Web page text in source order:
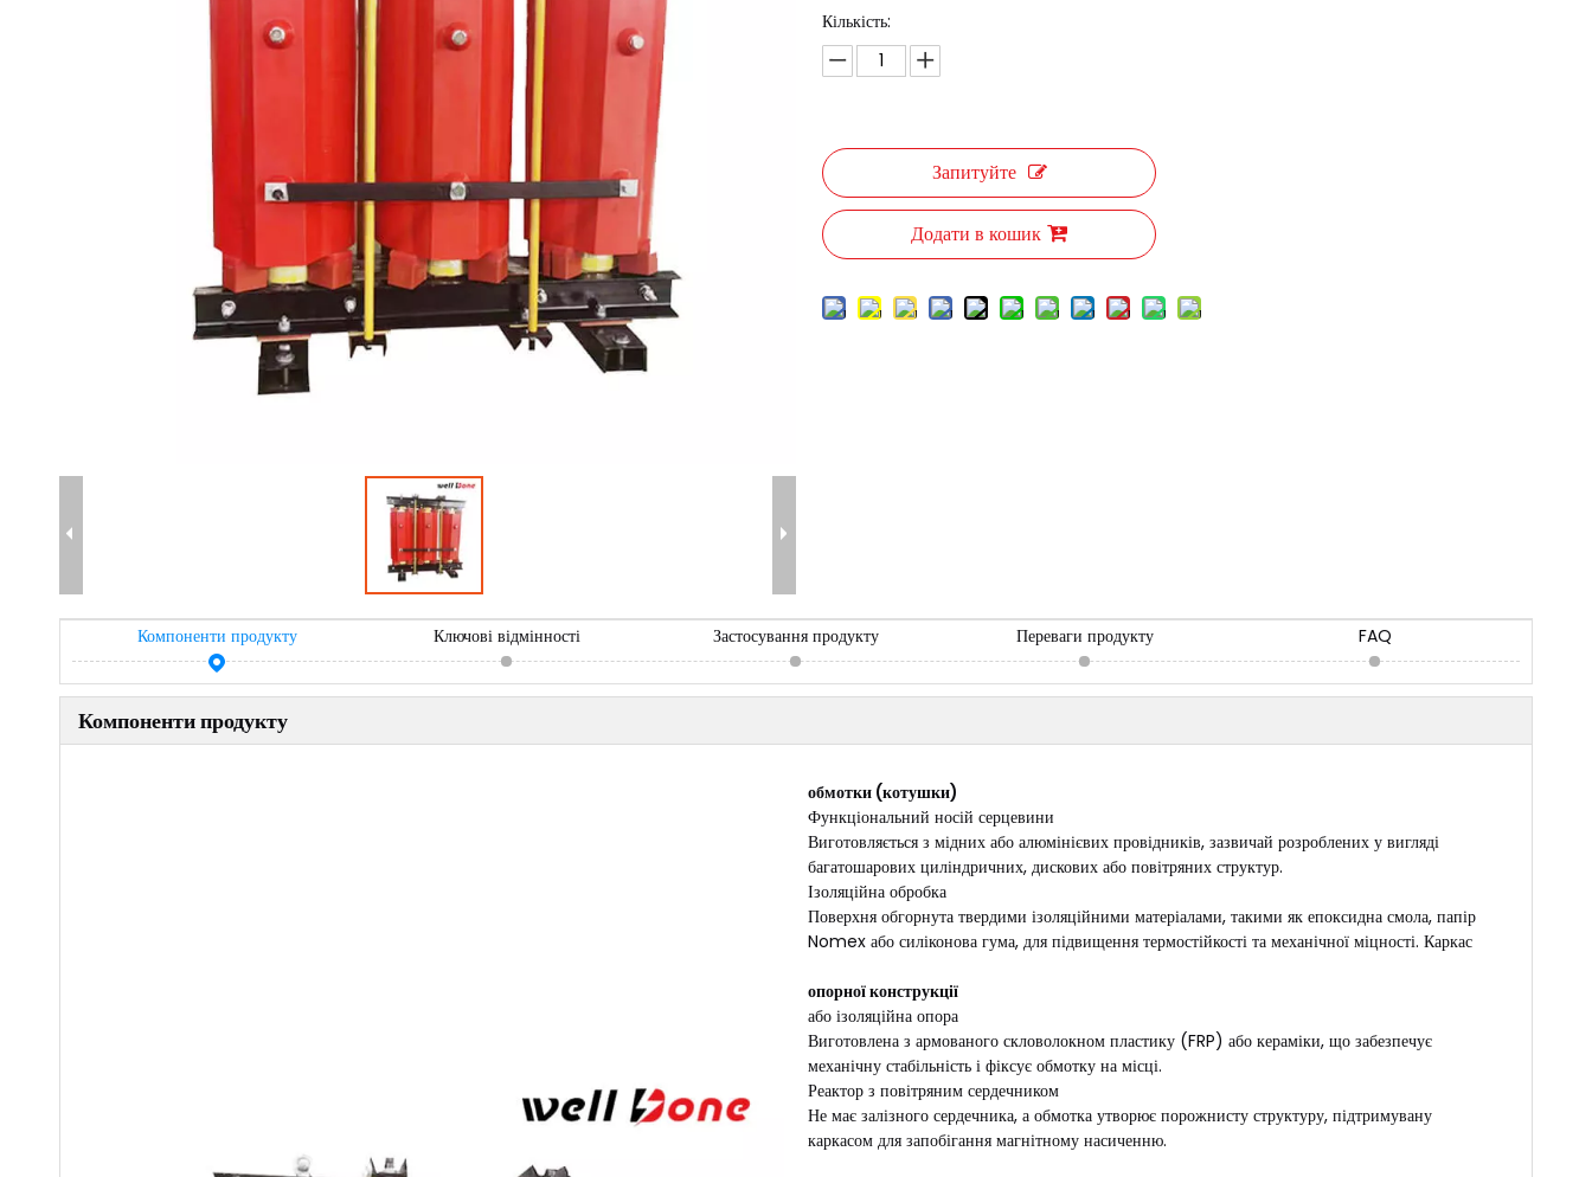
Кількість:
Запитуйте
Додати в кошик
Компоненти продукту Ключові відмінності Застосування продукту Переваги продукту FAQ
Компоненти продукту
обмотки (котушки)
Функціональний носій серцевини
Виготовляється з мідних або алюмінієвих провідників, зазвичай розроблених у вигляді
багатошарових циліндричних, дискових або повітряних структур.
Ізоляційна обробка
Поверхня обгорнута твердими ізоляційними матеріалами, такими як епоксидна смола, папір
Nomex або силіконова гума, для підвищення термостійкості та механічної міцності. Каркас
опорної конструкції
або ізоляційна опора
Виготовлена ​​з армованого скловолокном пластику (FRP) або кераміки, що забезпечує
механічну стабільність і фіксує обмотку на місці.
Реактор з повітряним сердечником
Не має залізного сердечника, а обмотка утворює порожнисту структуру, підтримувану
каркасом для запобігання магнітному насиченню.